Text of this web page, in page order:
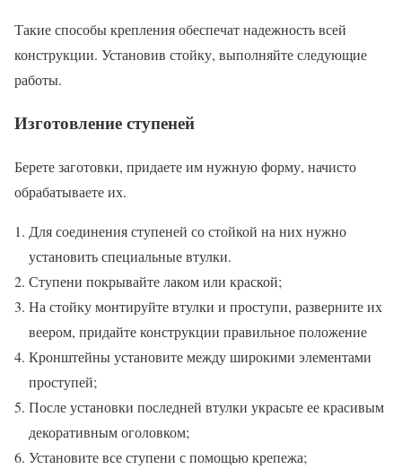
Такие способы крепления обеспечат надежность всей
конструкции. Установив стойку, выполняйте следующие
работы.
Изготовление ступеней
Берете заготовки, придаете им нужную форму, начисто
обрабатываете их.
Для соединения ступеней со стойкой на них нужно
установить специальные втулки.
Ступени покрывайте лаком или краской;
На стойку монтируйте втулки и проступи, разверните их
веером, придайте конструкции правильное положение
Кронштейны установите между широкими элементами
проступей;
После установки последней втулки украсьте ее красивым
декоративным оголовком;
Установите все ступени с помощью крепежа;